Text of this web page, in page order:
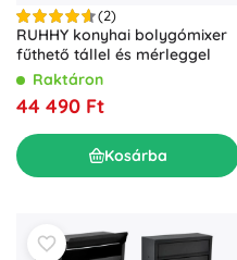
(2)
RUHHY konyhai bolygómixer
fűthető tállel és mérleggel
Raktáron
44 490 Ft
Kosárba